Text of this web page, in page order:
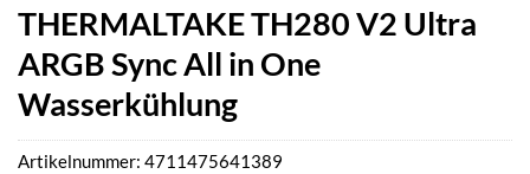
THERMALTAKE TH280 V2 Ultra
ARGB Sync All in One
Wasserkühlung
Artikelnummer: 4711475641389